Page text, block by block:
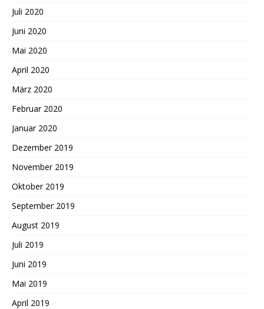
Juli 2020
Juni 2020
Mai 2020
April 2020
März 2020
Februar 2020
Januar 2020
Dezember 2019
November 2019
Oktober 2019
September 2019
August 2019
Juli 2019
Juni 2019
Mai 2019
April 2019